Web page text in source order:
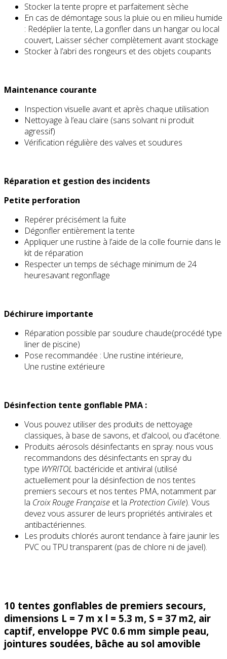
Stocker la tente propre et parfaitement sèche
En cas de démontage sous la pluie ou en milieu humide
: Redéplier la tente, La gonfler dans un hangar ou local
couvert, Laisser sécher complètement avant stockage
Stocker à l’abri des rongeurs et des objets coupants
Maintenance courante
Inspection visuelle avant et après chaque utilisation
Nettoyage à l’eau claire (sans solvant ni produit
agressif)
Vérification régulière des valves et soudures
Réparation et gestion des incidents
Petite perforation
Repérer précisément la fuite
Dégonfler entièrement la tente
Appliquer une rustine à l’aide de la colle fournie dans le
kit de réparation
Respecter un temps de séchage minimum de 24
heuresavant regonflage
Déchirure importante
Réparation possible par soudure chaude(procédé type
liner de piscine)
Pose recommandée : Une rustine intérieure,
Une rustine extérieure
Désinfection tente gonflable PMA :
Vous pouvez utiliser des produits de nettoyage
classiques, à base de savons, et d’alcool, ou d’acétone.
Produits aérosols désinfectants en spray: nous vous
recommandons des désinfectants en spray du
type WYRITOL bactéricide et antiviral (utilisé
actuellement pour la désinfection de nos tentes
premiers secours et nos tentes PMA, notamment par
la Croix Rouge Française et la Protection Civile). Vous
devez vous assurer de leurs propriétés antivirales et
antibactériennes.
Les produits chlorés auront tendance à faire jaunir les
PVC ou TPU transparent (pas de chlore ni de javel).
10 tentes gonflables de premiers secours,
dimensions L = 7 m x l = 5.3 m, S = 37 m2, air
captif, enveloppe PVC 0.6 mm simple peau,
jointures soudées, bâche au sol amovible